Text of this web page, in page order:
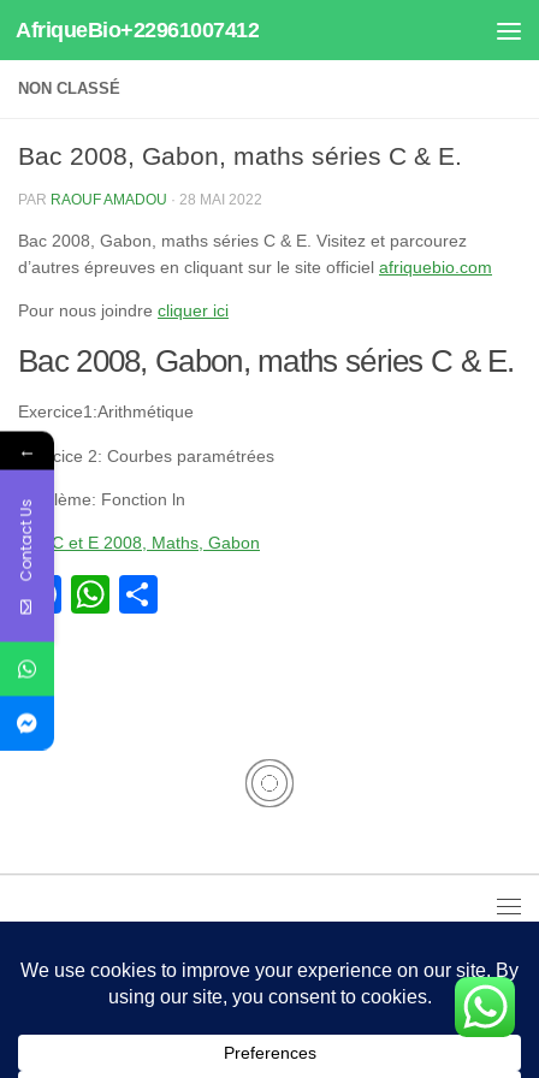
Au dessous du contenu
AfriqueBio+22961007412
NON CLASSÉ
Bac 2008, Gabon, maths séries C & E.
PAR RAOUF AMADOU · 28 MAI 2022
Bac 2008, Gabon, maths séries C & E. Visitez et parcourez
d’autres épreuves en cliquant sur le site officiel afriquebio.com
Pour nous joindre cliquer ici
Bac 2008, Gabon, maths séries C & E.
Exercice1:Arithmétique
Exercice 2: Courbes paramétrées
Problème: Fonction ln
Bac C et E 2008, Maths, Gabon
Facebook
WhatsApp
←
Contact Us